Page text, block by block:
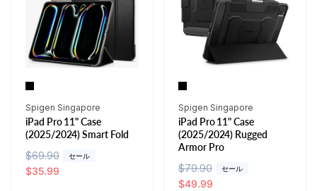
販
売
元:
Spigen Singapore
iPad Pro 11" Case
(2025/2024) Smart Fold
通
常
$69.90 セール
セ
ー
$35.99
販
売
元:
Spigen Singapore
iPad Pro 11" Case
(2025/2024) Rugged
Armor Pro
通
常
$79.90 セール
セ
ー
$49.99